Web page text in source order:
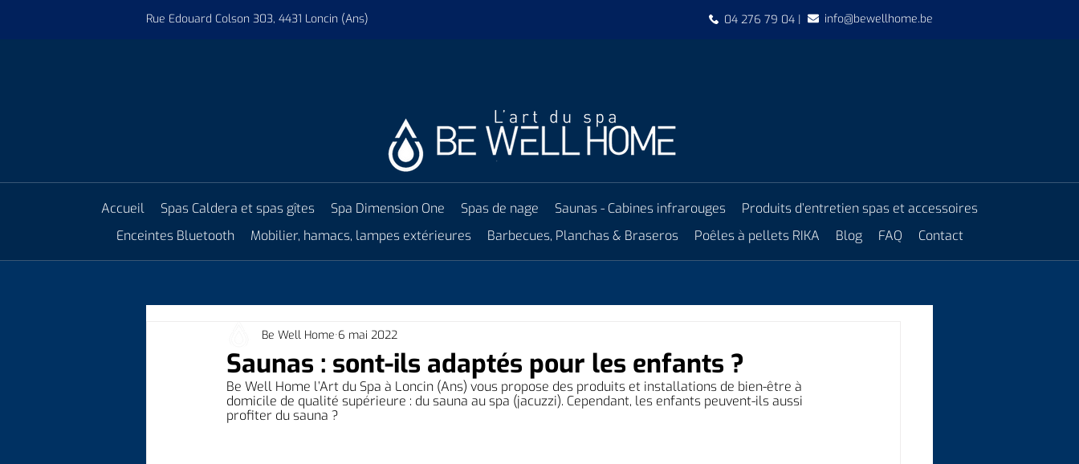
Rue Edouard Colson 303, 4431 Loncin (Ans) 04 276 79 04 | info@bewellhome.be
Accueil Spas Caldera et spas gîtes Spa Dimension One Spas de nage Saunas - Cabines infrarouges
Produits d’entretien spas et accessoires
Enceintes Bluetooth
Mobilier, hamacs, lampes extérieures Barbecues, Planchas & Braseros Poêles à pellets RIKA Blog FAQ Contact
Saunas : sont-ils adaptés pour les enfants ?
Be Well Home 6 mai 2022
Be Well Home l’Art du Spa à Loncin (Ans) vous propose des produits et installations de bien-être à
domicile de qualité supérieure : du sauna au spa (jacuzzi). Cependant, les enfants peuvent-ils aussi
profiter du sauna ?